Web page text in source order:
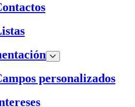
personalizados